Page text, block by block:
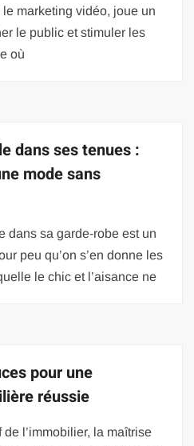
marketing vidéo, joue un
le public et stimuler les
où
dans ses tenues :
mode sans
dans sa garde-robe est un
peu qu’on s’en donne les
le chic et l’aisance ne
pour une
réussie
l’immobilier, la maîtrise